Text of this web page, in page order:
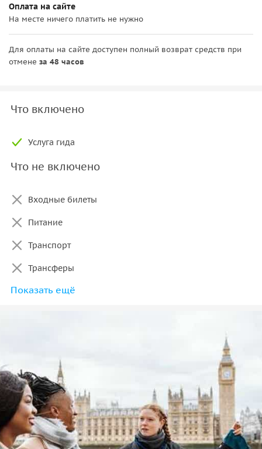
Оплата на сайте
На месте ничего платить не нужно
Для оплаты на сайте доступен полный возврат средств при
отмене за 48 часов
Что включено
Услуга гида
Что не включено
Входные билеты
Питание
Транспорт
Трансферы
Прочие расходы
Показать ещё